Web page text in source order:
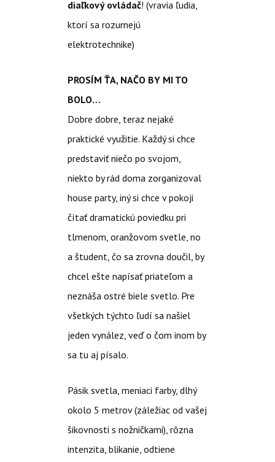
diaľkový ovládač! (vravia ľudia,
ktorí sa rozumejú
elektrotechnike)
PROSÍM ŤA, NAČO BY MI TO
BOLO…
Dobre dobre, teraz nejaké
praktické využitie. Každý si chce
predstaviť niečo po svojom,
niekto by rád doma zorganizoval
house party, iný si chce v pokoji
čítať dramatickú poviedku pri
tlmenom, oranžovom svetle, no
a študent, čo sa zrovna doučil, by
chcel ešte napísať priateľom a
neznáša ostré biele svetlo. Pre
všetkých týchto ľudí sa našiel
jeden vynález, veď o čom inom by
sa tu aj písalo.
Pásik svetla, meniaci farby, dlhý
okolo 5 metrov (záležiac od vašej
šikovnosti s nožničkami), rôzna
intenzita, blikanie, odtiene